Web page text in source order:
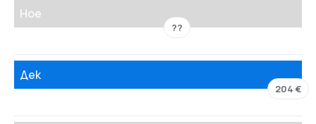
Ное
??
Дек
204 €